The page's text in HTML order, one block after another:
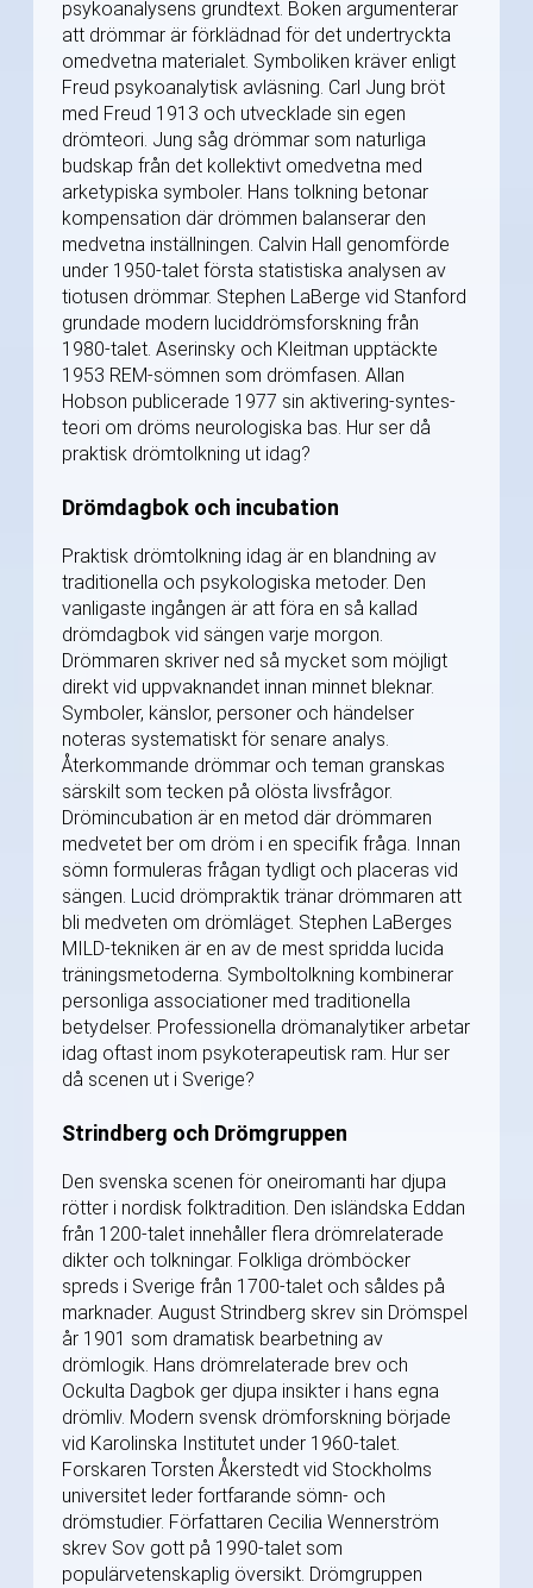
psykoanalysens grundtext. Boken argumenterar
att drömmar är förklädnad för det undertryckta
omedvetna materialet. Symboliken kräver enligt
Freud psykoanalytisk avläsning. Carl Jung bröt
med Freud 1913 och utvecklade sin egen
drömteori. Jung såg drömmar som naturliga
budskap från det kollektivt omedvetna med
arketypiska symboler. Hans tolkning betonar
kompensation där drömmen balanserar den
medvetna inställningen. Calvin Hall genomförde
under 1950-talet första statistiska analysen av
tiotusen drömmar. Stephen LaBerge vid Stanford
grundade modern luciddrömsforskning från
1980-talet. Aserinsky och Kleitman upptäckte
1953 REM-sömnen som drömfasen. Allan
Hobson publicerade 1977 sin aktivering-syntes-
teori om dröms neurologiska bas. Hur ser då
praktisk drömtolkning ut idag?
Drömdagbok och incubation
Praktisk drömtolkning idag är en blandning av
traditionella och psykologiska metoder. Den
vanligaste ingången är att föra en så kallad
drömdagbok vid sängen varje morgon.
Drömmaren skriver ned så mycket som möjligt
direkt vid uppvaknandet innan minnet bleknar.
Symboler, känslor, personer och händelser
noteras systematiskt för senare analys.
Återkommande drömmar och teman granskas
särskilt som tecken på olösta livsfrågor.
Drömincubation är en metod där drömmaren
medvetet ber om dröm i en specifik fråga. Innan
sömn formuleras frågan tydligt och placeras vid
sängen. Lucid drömpraktik tränar drömmaren att
bli medveten om drömläget. Stephen LaBerges
MILD-tekniken är en av de mest spridda lucida
träningsmetoderna. Symboltolkning kombinerar
personliga associationer med traditionella
betydelser. Professionella drömanalytiker arbetar
idag oftast inom psykoterapeutisk ram. Hur ser
då scenen ut i Sverige?
Strindberg och Drömgruppen
Den svenska scenen för oneiromanti har djupa
rötter i nordisk folktradition. Den isländska Eddan
från 1200-talet innehåller flera drömrelaterade
dikter och tolkningar. Folkliga drömböcker
spreds i Sverige från 1700-talet och såldes på
marknader. August Strindberg skrev sin Drömspel
år 1901 som dramatisk bearbetning av
drömlogik. Hans drömrelaterade brev och
Ockulta Dagbok ger djupa insikter i hans egna
drömliv. Modern svensk drömforskning började
vid Karolinska Institutet under 1960-talet.
Forskaren Torsten Åkerstedt vid Stockholms
universitet leder fortfarande sömn- och
drömstudier. Författaren Cecilia Wennerström
skrev Sov gott på 1990-talet som
populärvetenskaplig översikt. Drömgruppen